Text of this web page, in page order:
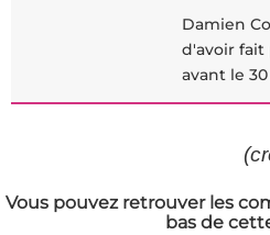
Damien
d'avoir fait
avant le
Vous pouvez retrouver les
bas de